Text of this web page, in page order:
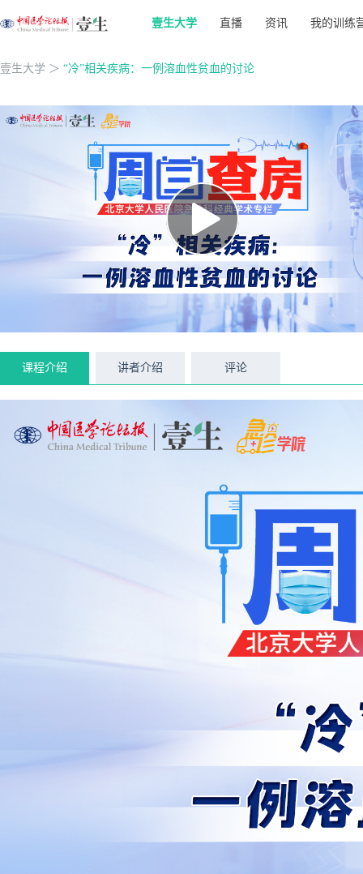
壹生大学 直播 资讯 我的训练
壹生大学 ＞ “冷”相关疾病：一例溶血性贫血的讨论
课程介绍 讲者介绍 评论